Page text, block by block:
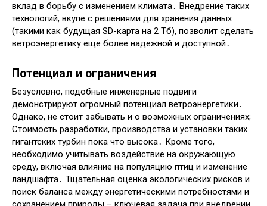
вклад в борьбу с изменением климата․ Внедрение таких
технологий, вкупе с решениями для хранения данных
(такими как будущая SD-карта на 2 Тб), позволит сделать
ветроэнергетику еще более надежной и доступной․
Потенциал и ограничения
Безусловно, подобные инженерные подвиги
демонстрируют огромный потенциал ветроэнергетики․
Однако, не стоит забывать и о возможных ограничениях;
Стоимость разработки, производства и установки таких
гигантских турбин пока что высока․ Кроме того,
необходимо учитывать воздействие на окружающую
среду, включая влияние на популяцию птиц и изменение
ландшафта․ Тщательная оценка экологических рисков и
поиск баланса между энергетическими потребностями и